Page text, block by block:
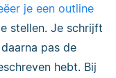
je een outline
stellen. Je schrijft
pas de
hebt. Bij